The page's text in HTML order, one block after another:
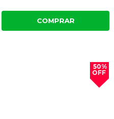
COMPRAR
50%
OFF